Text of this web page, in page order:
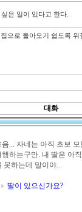
은 일이 있다고 한다.
으로 돌아오기 쉽도록
대화
음... 자네는 아직 초보
행하는구만. 내 딸은 아
못하는데 말이야...
딸이 있으신가요?